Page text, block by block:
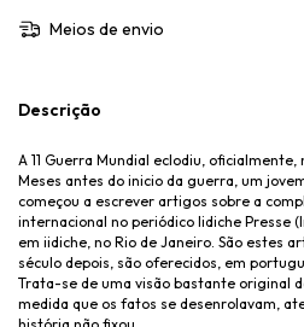
Meios de envio
Descrição
A 11 Guerra Mundial eclodiu,
Meses antes do inicio da guerra, um
começou a escrever artigos sobre a
internacional no periódico lidiche Presse
em iidiche, no Rio de Janeiro. São estes
século depois, são oferecidos, em
Trata-se de uma visão bastante original
medida que os fatos se desenrolavam,